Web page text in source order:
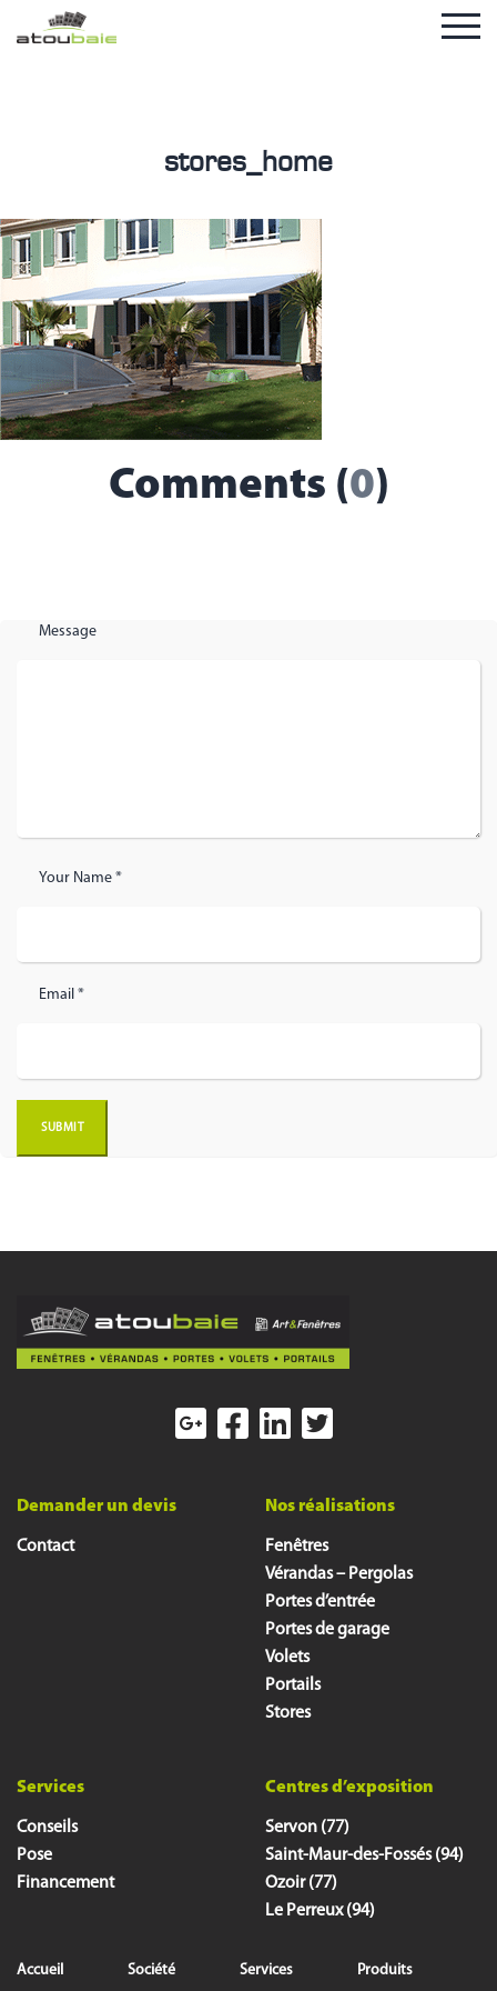
stores_home
Comments (0)
Message
Your Name *
Email *
Demander un devis
Contact
Nos réalisations
Fenêtres
Vérandas – Pergolas
Portes d’entrée
Portes de garage
Volets
Portails
Stores
Services
Conseils
Pose
Financement
Centres d’exposition
Servon (77)
Saint-Maur-des-Fossés (94)
Ozoir (77)
Le Perreux (94)
Accueil Société Services Produits